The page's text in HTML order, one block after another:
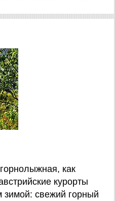
как
курорты
свежий горный